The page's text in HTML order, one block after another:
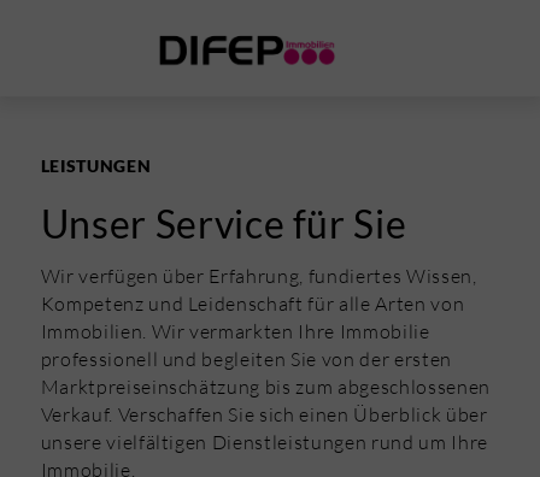
LEISTUNGEN
Unser Service für Sie
Wir verfügen über Erfahrung, fundiertes Wissen,
Kompetenz und Leidenschaft für alle Arten von
Immobilien. Wir vermarkten Ihre Immobilie
professionell und begleiten Sie von der ersten
Marktpreiseinschätzung bis zum abgeschlossenen
Verkauf. Verschaffen Sie sich einen Überblick über
unsere vielfältigen Dienstleistungen rund um Ihre
Immobilie.